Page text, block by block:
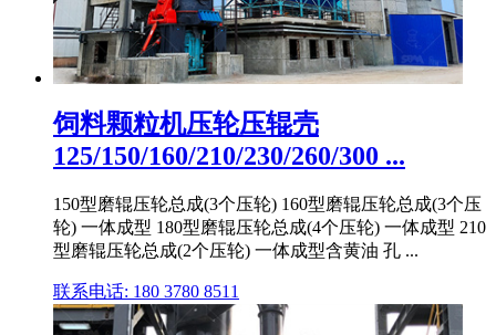
饲料颗粒机压轮压辊壳
125/150/160/210/230/260/300 ...
150型磨辊压轮总成(3个压轮) 160型磨辊压轮总成(3个压
轮) 一体成型 180型磨辊压轮总成(4个压轮) 一体成型 210
型磨辊压轮总成(2个压轮) 一体成型含黄油 孔 ...
联系电话: 180 3780 8511